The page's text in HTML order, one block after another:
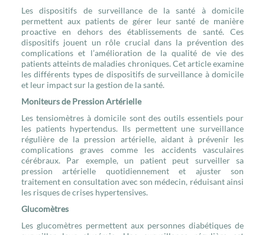
Les dispositifs de surveillance de la santé à domicile
permettent aux patients de gérer leur santé de manière
proactive en dehors des établissements de santé. Ces
dispositifs jouent un rôle crucial dans la prévention des
complications et l’amélioration de la qualité de vie des
patients atteints de maladies chroniques. Cet article examine
les différents types de dispositifs de surveillance à domicile
et leur impact sur la gestion de la santé.
Moniteurs de Pression Artérielle
Les tensiomètres à domicile sont des outils essentiels pour
les patients hypertendus. Ils permettent une surveillance
régulière de la pression artérielle, aidant à prévenir les
complications graves comme les accidents vasculaires
cérébraux. Par exemple, un patient peut surveiller sa
pression artérielle quotidiennement et ajuster son
traitement en consultation avec son médecin, réduisant ainsi
les risques de crises hypertensives.
Glucomètres
Les glucomètres permettent aux personnes diabétiques de